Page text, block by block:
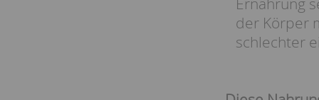
der Körper
schlechter